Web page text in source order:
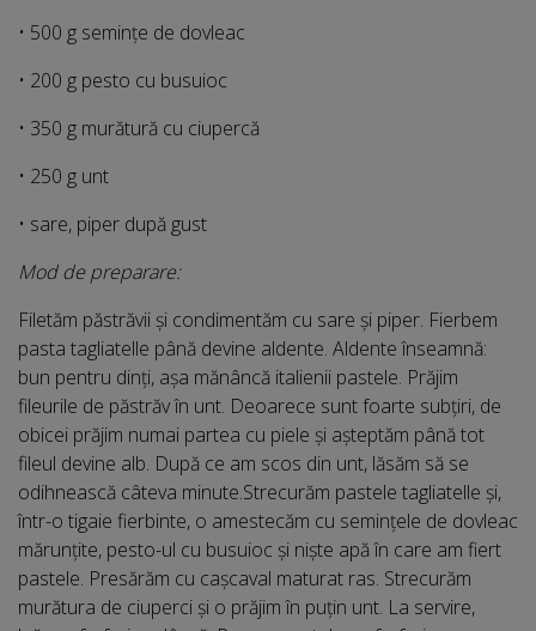
• 500 g semințe de dovleac
• 200 g pesto cu busuioc
• 350 g murătură cu ciupercă
• 250 g unt
• sare, piper după gust
Mod de preparare:
Filetăm păstrăvii și condimentăm cu sare și piper. Fierbem
pasta tagliatelle până devine aldente. Aldente înseamnă:
bun pentru dinți, așa mănâncă italienii pastele. Prăjim
fileurile de păstrăv în unt. Deoarece sunt foarte subțiri, de
obicei prăjim numai partea cu piele și așteptăm până tot
fileul devine alb. După ce am scos din unt, lăsăm să se
odihnească câteva minute.Strecurăm pastele tagliatelle și,
într-o tigaie fierbinte, o amestecăm cu semințele de dovleac
mărunțite, pesto-ul cu busuioc și niște apă în care am fiert
pastele. Presărăm cu cașcaval maturat ras. Strecurăm
murătura de ciuperci și o prăjim în puțin unt. La servire,